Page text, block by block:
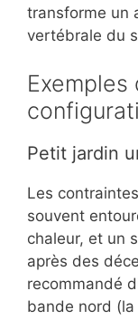
transforme un
vertébrale du
Exemples
Petit jardin
Les
souvent
chaleur, et un
après des
recommandé
bande nord